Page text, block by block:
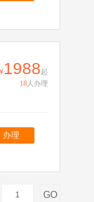
1988起
18人办理
办理
GO